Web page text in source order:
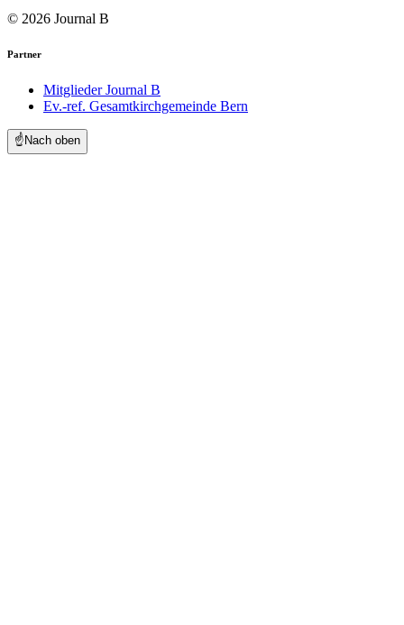
© 2026 Journal B
Partner
Mitglieder Journal B
Ev.-ref. Gesamtkirchgemeinde Bern
☝️ Nach oben